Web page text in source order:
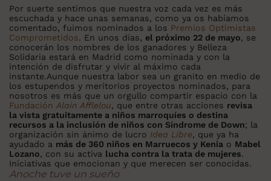
Por suerte sentimos que nuestra voz cada vez es más
escuchada y hace unas semanas, como ya os habíamos
comentado, fuimos nominados a los Premios Optimistas
Comprometidos. En unos días, el próximo 22 de mayo, se
conocerán los nombres de los ganadores y Belleza
Solidaria estará en Madrid como nominada y con la
intención de disfrutar y vivir al máximo cada
instante.Aunque nuestra labor sea un granito en medio de
los estupendos y meritorios proyectos nominados, para
nosotros es más que un orgullo compartir espacio con la
Fundación Alain Afflelou, que entre otras acciones revisa
la vista gratuitamente a niños marroquíes o destina
recursos a la inclusión de niños con Síndrome de Down; la
organización sin ánimo de lucro Idea Libre, que ya ha
ayudado a más de 360 niños en Marruecos y Kenia o Mabel
Lozano, con su activa lucha contra la trata de mujeres.
Iniciativas que emocionan y que merecen ser conocidas.
Anoche tuve un sueño